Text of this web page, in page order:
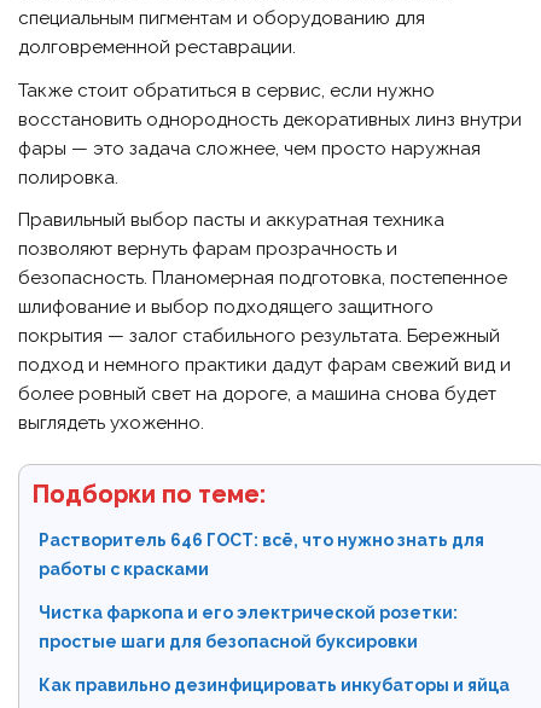
специальным пигментам и оборудованию для
долговременной реставрации.
Также стоит обратиться в сервис, если нужно
восстановить однородность декоративных линз внутри
фары — это задача сложнее, чем просто наружная
полировка.
Правильный выбор пасты и аккуратная техника
позволяют вернуть фарам прозрачность и
безопасность. Планомерная подготовка, постепенное
шлифование и выбор подходящего защитного
покрытия — залог стабильного результата. Бережный
подход и немного практики дадут фарам свежий вид и
более ровный свет на дороге, а машина снова будет
выглядеть ухоженно.
Подборки по теме:
Растворитель 646 ГОСТ: всё, что нужно знать для
работы с красками
Чистка фаркопа и его электрической розетки:
простые шаги для безопасной буксировки
Как правильно дезинфицировать инкубаторы и яйца